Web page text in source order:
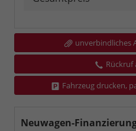
unverbindliches
Rückruf
Fahrzeug drucken,
Neuwagen-